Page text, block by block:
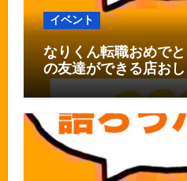
イベント
なりくん転職おめで
の友達ができる店お